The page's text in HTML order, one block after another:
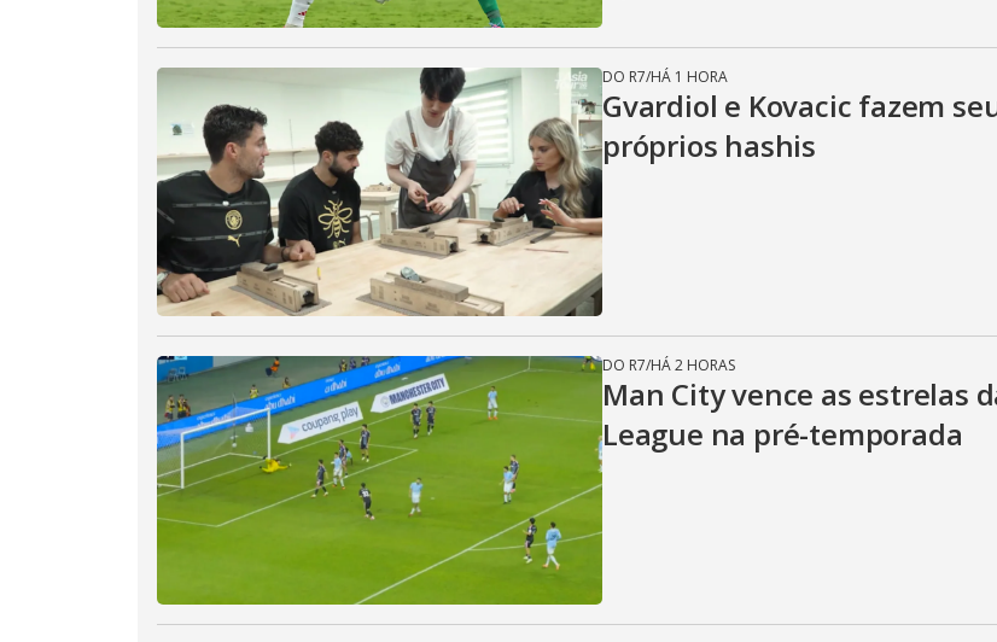
DO R7/HÁ 1 HORA
Gvardiol e Kovacic fazem
próprios hashis
DO R7/HÁ 2 HORAS
Man City vence as estrelas
League na pré-temporada